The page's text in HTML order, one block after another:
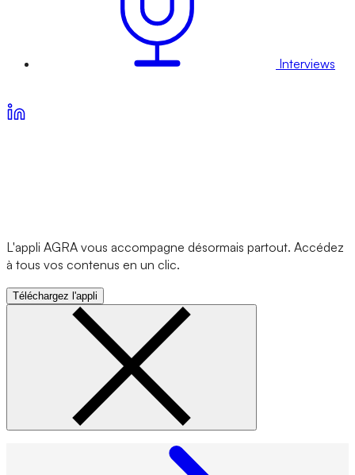
Interviews
L'appli AGRA vous accompagne désormais partout. Accédez
à tous vos contenus en un clic.
Téléchargez l'appli